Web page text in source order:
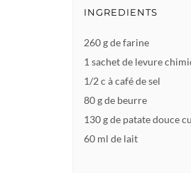
INGREDIENTS
260 g de farine
1 sachet de levure
1/2 c à café de sel
80 g de beurre
130 g de patate douce
60 ml de lait